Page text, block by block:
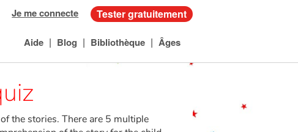
Je me connecte Tester gratuitement
Aide | Blog | Bibliothèque | Âges
the stories. There are 5 multiple